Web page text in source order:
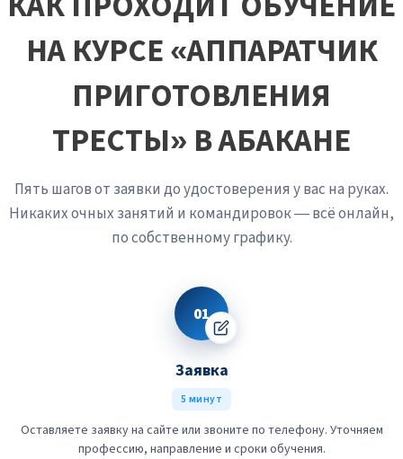
НА КУРСЕ «АППАРАТЧИК
ПРИГОТОВЛЕНИЯ
ТРЕСТЫ» В АБАКАНЕ
Пять шагов от заявки до удостоверения у вас на руках.
Никаких очных занятий и командировок — всё онлайн,
по собственному графику.
01
Заявка
5 минут
Оставляете заявку на сайте или звоните по телефону. Уточняем
профессию, направление и сроки обучения.